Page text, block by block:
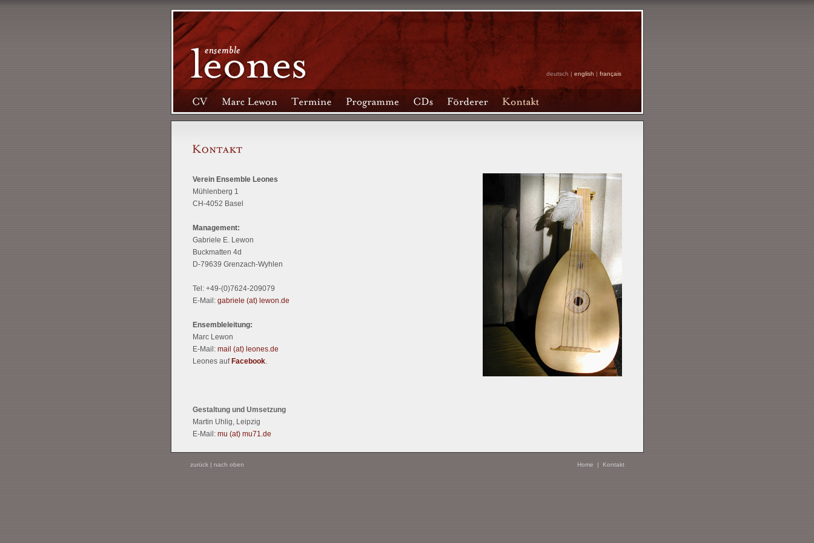
deutsch | english | français
Verein Ensemble Leones
Mühlenberg 1
CH-4052 Basel
Management:
Gabriele E. Lewon
Buckmatten 4d
D-79639 Grenzach-Wyhlen
Tel: +49-(0)7624-209079
E-Mail: gabriele (at) lewon.de
Ensembleleitung:
Marc Lewon
E-Mail: mail (at) leones.de
Leones auf Facebook.
Gestaltung und Umsetzung
Martin Uhlig, Leipzig
E-Mail: mu (at) mu71.de
zurück| nach oben Home | Kontakt